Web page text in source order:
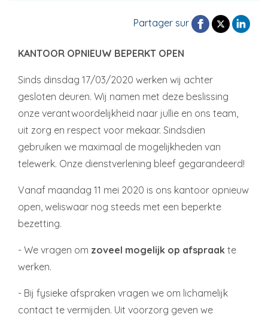
Partager sur
KANTOOR OPNIEUW BEPERKT OPEN
Sinds dinsdag 17/03/2020 werken wij achter
gesloten deuren. Wij namen met deze beslissing
onze verantwoordelijkheid naar jullie en ons team,
uit zorg en respect voor mekaar. Sindsdien
gebruiken we maximaal de mogelijkheden van
telewerk. Onze dienstverlening bleef gegarandeerd!
Vanaf maandag 11 mei 2020 is ons kantoor opnieuw
open, weliswaar nog steeds met een beperkte
bezetting.
- We vragen om zoveel mogelijk op afspraak te
werken.
- Bij fysieke afspraken vragen we om lichamelijk
contact te vermijden. Uit voorzorg geven we